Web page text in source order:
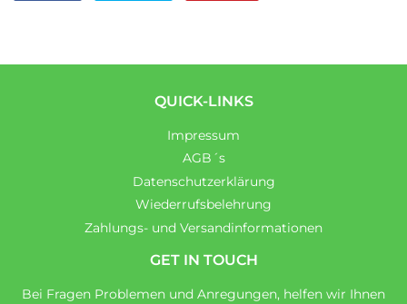
QUICK-LINKS
Impressum
AGB´s
Datenschutzerklärung
Wiederrufsbelehrung
Zahlungs- und Versandinformationen
GET IN TOUCH
Bei Fragen Problemen und Anregungen, helfen wir Ihnen